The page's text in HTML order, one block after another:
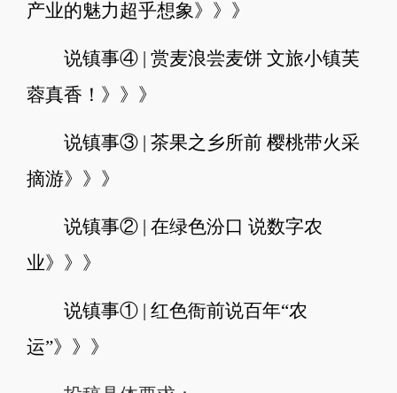
产业的魅力超乎想象》》》
说镇事④ | 赏麦浪尝麦饼 文旅小镇芙
蓉真香！》》》
说镇事③ | 茶果之乡所前 樱桃带火采
摘游》》》
说镇事② | 在绿色汾口 说数字农
业》》》
说镇事① | 红色衙前说百年“农
运”》》》